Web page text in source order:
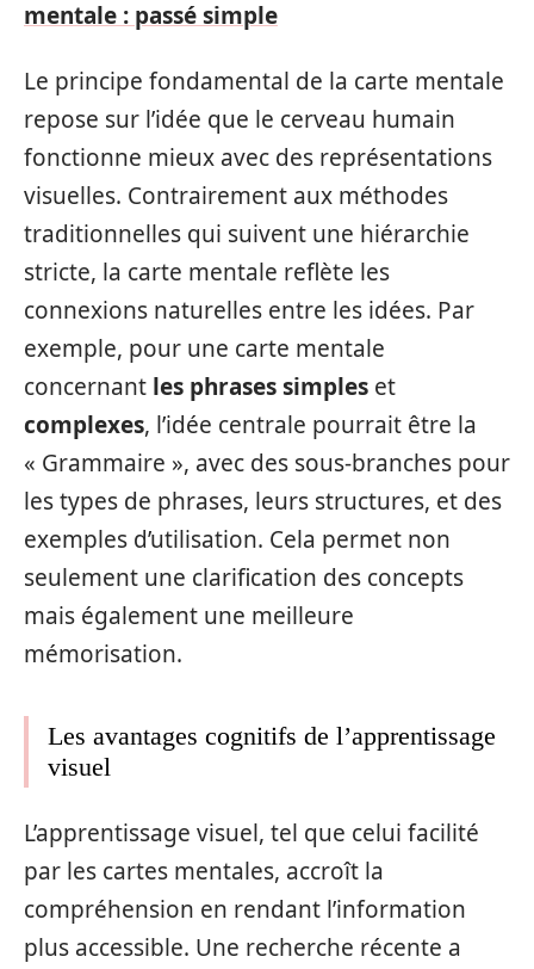
mentale : passé simple
Le principe fondamental de la carte mentale
repose sur l’idée que le cerveau humain
fonctionne mieux avec des représentations
visuelles. Contrairement aux méthodes
traditionnelles qui suivent une hiérarchie
stricte, la carte mentale reflète les
connexions naturelles entre les idées. Par
exemple, pour une carte mentale
concernant les phrases simples et
complexes, l’idée centrale pourrait être la
« Grammaire », avec des sous-branches pour
les types de phrases, leurs structures, et des
exemples d’utilisation. Cela permet non
seulement une clarification des concepts
mais également une meilleure
mémorisation.
Les avantages cognitifs de l’apprentissage
visuel
L’apprentissage visuel, tel que celui facilité
par les cartes mentales, accroît la
compréhension en rendant l’information
plus accessible. Une recherche récente a